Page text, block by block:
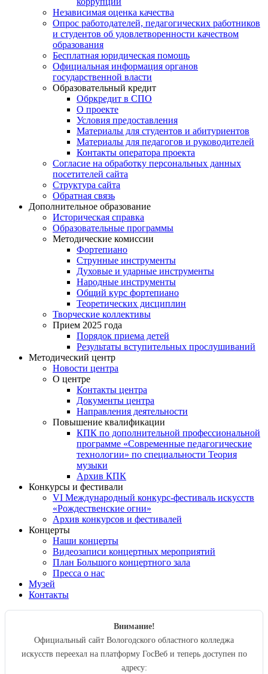
Независимая оценка качества
Опрос работодателей, педагогических работников
и студентов об удовлетворенности качеством
образования
Бесплатная юридическая помощь
Официальная информация органов
государственной власти
Образовательный кредит
Обркредит в СПО
О проекте
Условия предоставления
Материалы для студентов и абитуриентов
Материалы для педагогов и руководителей
Контакты оператора проекта
Согласие на обработку персональных данных
посетителей сайта
Структура сайта
Обратная связь
Дополнительное образование
Историческая справка
Образовательные программы
Методические комиссии
Фортепиано
Струнные инструменты
Духовые и ударные инструменты
Народные инструменты
Общий курс фортепиано
Теоретических дисциплин
Творческие коллективы
Прием 2025 года
Порядок приема детей
Результаты вступительных прослушиваний
Методический центр
Новости центра
О центре
Контакты центра
Документы центра
Направления деятельности
Повышение квалификации
КПК по дополнительной профессиональной
программе «Современные педагогические
технологии» по специальности Теория
музыки
Архив КПК
Конкурсы и фестивали
VI Международный конкурс-фестиваль искусств
«Рождественские огни»
Архив конкурсов и фестивалей
Концерты
Наши концерты
Видеозаписи концертных мероприятий
План Большого концертного зала
Пресса о нас
Музей
Контакты
Внимание!
Официальный сайт Вологодского областного колледжа
искусств переехал на платформу ГосВеб и теперь доступен по
адресу: